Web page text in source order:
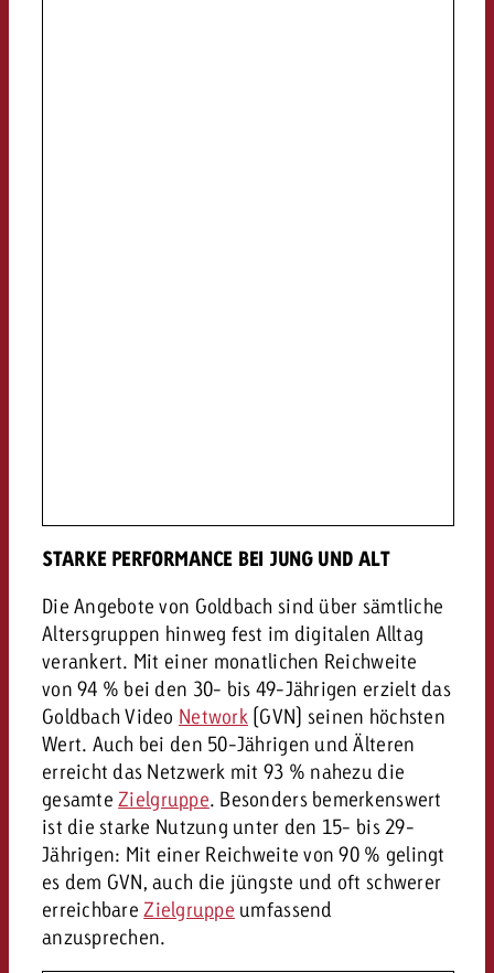
STARKE PERFORMANCE BEI JUNG UND ALT
Die Angebote von Goldbach sind über sämtliche
Altersgruppen hinweg fest im digitalen Alltag
verankert. Mit einer monatlichen Reichweite
von 94 % bei den 30- bis 49-Jährigen erzielt das
Goldbach Video Network (GVN) seinen höchsten
Wert. Auch bei den 50-Jährigen und Älteren
erreicht das Netzwerk mit 93 % nahezu die
gesamteZielgruppe. Besonders bemerkenswert
ist die starke Nutzung unter den 15- bis 29-
Jährigen: Mit einer Reichweite von 90 % gelingt
es dem GVN, auch die jüngste und oft schwerer
erreichbareZielgruppe umfassend
anzusprechen.